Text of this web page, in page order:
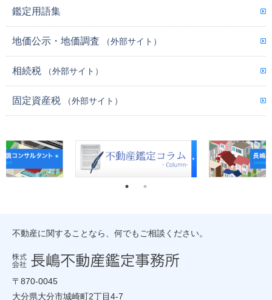
鑑定用語集
地価公示・地価調査 （外部サイト）
相続税 （外部サイト）
固定資産税 （外部サイト）
不動産に関することなら、何でもご相談ください。
〒870-0045
大分県大分市城崎町2丁目4-7